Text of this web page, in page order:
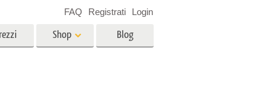
Shop Blog
FAQ Registrati Login